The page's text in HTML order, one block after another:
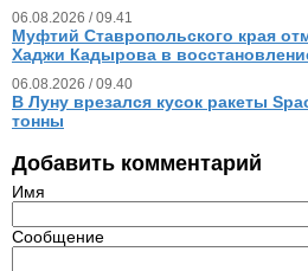
06.08.2026 / 09.41
Муфтий Ставропольского края
Хаджи Кадырова в
06.08.2026 / 09.40
В Луну врезался кусок ракеты
тонны
Добавить комментарий
Имя
Сообщение